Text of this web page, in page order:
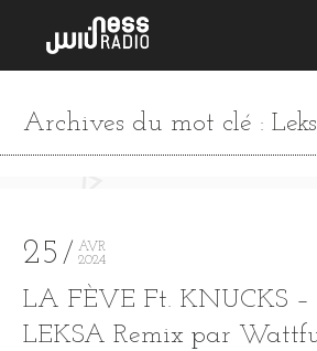
RUN RUN RUN
NESS LIVE !
Archives du mot clé :
25
AVR
2024
LA FÈVE Ft. KNUCKS –
LEKSA Remix par